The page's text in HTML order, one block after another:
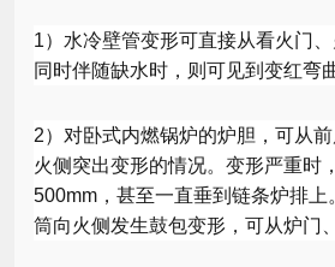
1）水冷壁管变形可直接从看火门
同时伴随缺水时，则可见到变红弯
2）对卧式内燃锅炉的炉胆，可从
火侧突出变形的情况。变形严重时
500mm ，甚至一直垂到链条炉排
筒向火侧发生鼓包变形，可从炉门